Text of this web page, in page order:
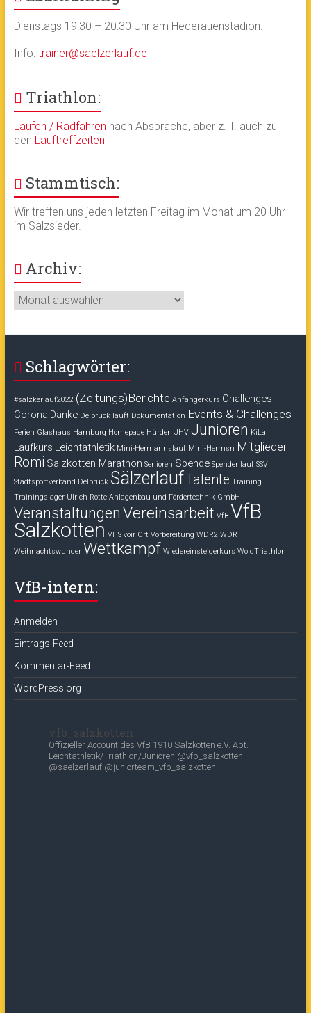
Dienstags 19:30 – 20:30 Uhr am Hederauenstadion.
Info: trainer@saelzerlauf.de
Triathlon:
Laufen / Radfahren nach Absprache, aber z. T. auch zu
den Lauftreffzeiten
Stammtisch:
Wir treffen uns jeden letzten Freitag im Monat um 20 Uhr
im Salzsieder.
Archiv:
Archiv:
Schlagwörter:
#salzkerlauf2022 (Zeitungs)Berichte Anfängerkurs Challenges
Corona Danke Delbrück läuft Dokumentation Events & Challenges
Ferien Glashaus Hamburg Homepage Hürden JHV Junioren KiLa
Laufkurs Leichtathletik Mini-Hermannslauf Mini-Hermsn Mitglieder
Romi Salzkotten Marathon Senioren Spende Spendenlauf SSV
Stadtsportverband Delbrück SälzerlaufTalente Training
Trainingslager Ulrich Rotte Anlagenbau und Fördertechnik GmbH
Veranstaltungen Vereinsarbeit VfB VfB
Salzkotten VHS voir Ort Vorbereitung WDR2 WDR
Weihnachtswunder Wettkampf Wiedereinsteigerkurs WoldTriathlon
VfB-intern:
Anmelden
Eintrags-Feed
Kommentar-Feed
WordPress.org
vfb_salzkotten
Offizieller Account des VfB 1910 Salzkotten e.V. Abt.
Leichtathletik/Triathlon/Junioren @vfb_salzkotten
@saelzerlauf @juniorteam_vfb_salzkotten